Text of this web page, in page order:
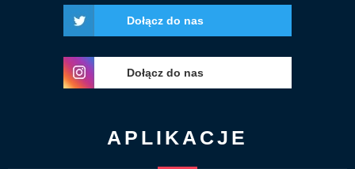
Dołącz do nas
Dołącz do nas
APLIKACJE